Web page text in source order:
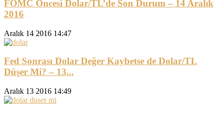
FOMC Öncesi Dolar/TL’de Son Durum – 14 Aralık
2016
Aralık 14 2016 14:47
Fed Sonrası Dolar Değer Kaybetse de Dolar/TL
Düşer Mi? – 13...
Aralık 13 2016 14:49